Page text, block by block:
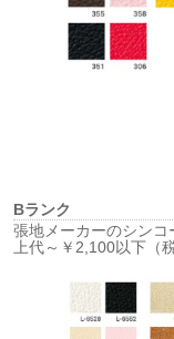
Bランク
張地メーカーのシン
上代～￥2,100以下（